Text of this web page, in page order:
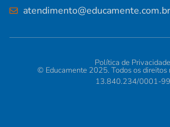
atendimento@educamente.com.br
© Educamente 2025. Todos os direitos
13.840.234/0001-99
Política de Privacidade